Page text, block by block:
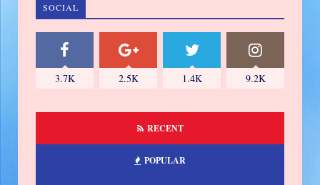
SOCIAL
3.7K 2.5K 1.4K 9.2K
RECENT
POPULAR